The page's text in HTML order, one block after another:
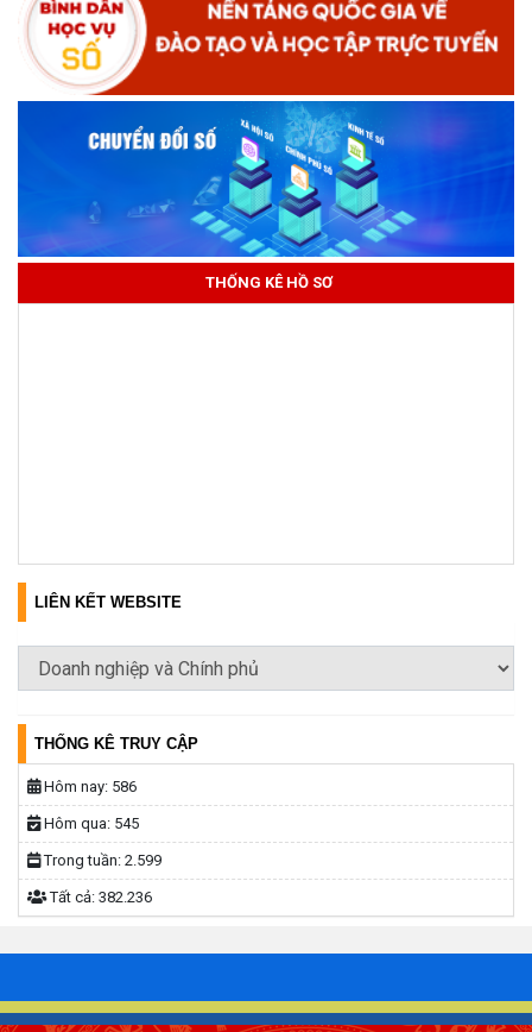
THỐNG KÊ HỒ SƠ
LIÊN KẾT WEBSITE
THỐNG KÊ TRUY CẬP
Hôm nay: 586
Hôm qua: 545
Trong tuần: 2.599
Tất cả: 382.236